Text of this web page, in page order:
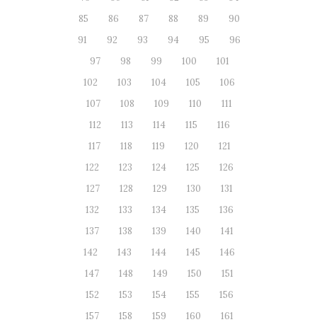
85
86 87 88 89
90
91
92 93 94 95
96
97
98 99 100
101
102
103 104 105
106
107
108 109 110
111
112
113 114 115
116
117
118 119 120
121
122
123 124 125
126
127
128 129 130
131
132
133 134 135
136
137
138 139 140
141
142
143 144 145
146
147
148 149 150
151
152
153 154 155
156
157
158 159 160
161